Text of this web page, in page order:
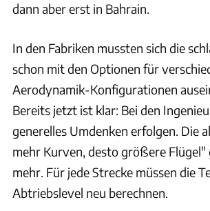
dann aber erst in Bahrain.
In den Fabriken mussten sich die
schon mit den Optionen für
Aerodynamik-Konfigurationen
Bereits jetzt ist klar: Bei den
generelles Umdenken erfolgen. Die
mehr Kurven, desto größere
mehr. Für jede Strecke müssen die
Abtriebslevel neu berechnen.